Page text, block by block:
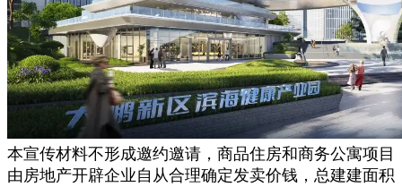
本宣传材料不形成邀约邀请，商品住房和商务公寓项目
由房地产开辟企业自从合理确定发卖价钱，总建建面积